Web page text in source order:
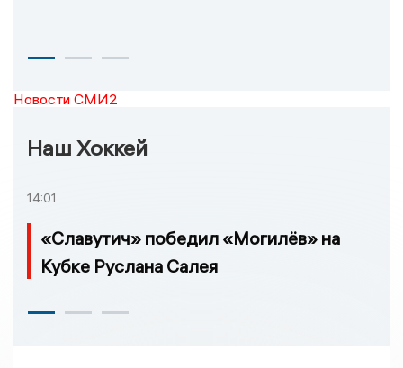
Новости СМИ2
Наш Хоккей
14:01
«Славутич» победил «Могилёв» на
Кубке Руслана Салея